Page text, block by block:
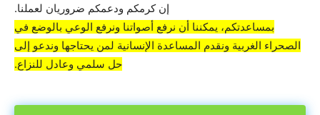
إن كرمكم ودعمكم ضروريان لعملنا.
بمساعدتكم، يمكننا أن نرفع أصواتنا ونرفع الوعي بالوضع في
الصحراء الغربية ونقدم المساعدة الإنسانية لمن يحتاجها وندعو إلى
حل سلمي وعادل للنزاع.